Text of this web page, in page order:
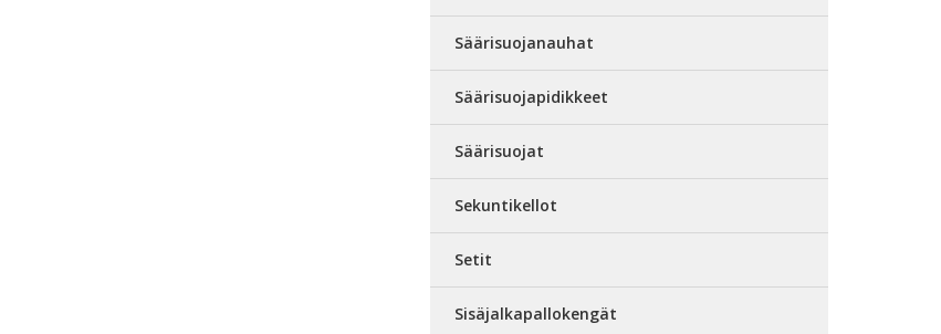
Säärisuojanauhat
Säärisuojapidikkeet
Säärisuojat
Sekuntikellot
Setit
Sisäjalkapallokengät